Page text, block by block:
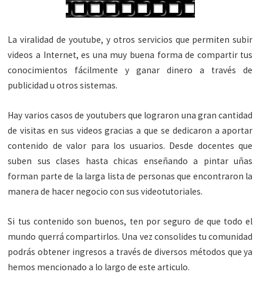
La viralidad de youtube, y otros servicios que permiten subir
videos a Internet, es una muy buena forma de compartir tus
conocimientos fácilmente y ganar dinero a través de
publicidad u otros sistemas.
Hay varios casos de youtubers que lograron una gran cantidad
de visitas en sus videos gracias a que se dedicaron a aportar
contenido de valor para los usuarios. Desde docentes que
suben sus clases hasta chicas enseñando a pintar uñas
forman parte de la larga lista de personas que encontraron la
manera de hacer negocio con sus videotutoriales.
Si tus contenido son buenos, ten por seguro de que todo el
mundo querrá compartirlos. Una vez consolides tu comunidad
podrás obtener ingresos a través de diversos métodos que ya
hemos mencionado a lo largo de este articulo.